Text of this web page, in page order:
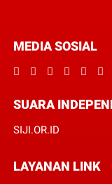
MEDIA SOSIAL
SUARA
SIJI.OR.ID
LAYANAN LINK